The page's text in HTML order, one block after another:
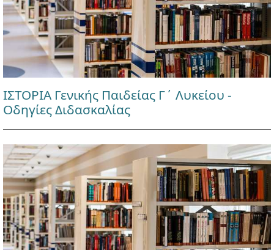
ΙΣΤΟΡΙΑ Γενικής Παιδείας Γ΄ Λυκείου -
Οδηγίες Διδασκαλίας